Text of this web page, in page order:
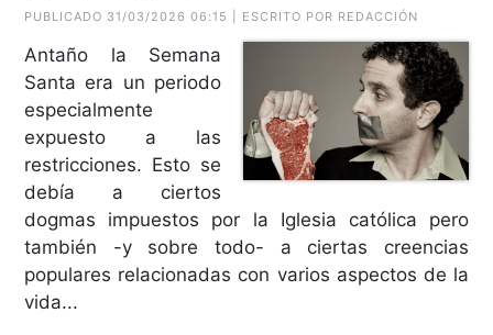
PUBLICADO 31/03/2026 06:15 | ESCRITO POR REDACCIÓN
Antaño la Semana
Santa era un periodo
especialmente
expuesto a las
restricciones. Esto se
debía a ciertos
dogmas impuestos por la Iglesia católica pero
también -y sobre todo- a ciertas creencias
populares relacionadas con varios aspectos de la
vida...